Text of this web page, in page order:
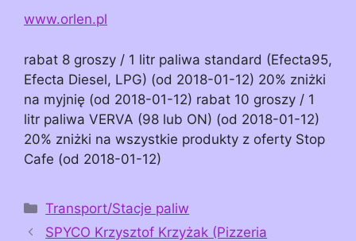
www.orlen.pl
rabat 8 groszy / 1 litr paliwa standard (Efecta95,
Efecta Diesel, LPG) (od 2018-01-12) 20% zniżki
na myjnię (od 2018-01-12) rabat 10 groszy / 1
litr paliwa VERVA (98 lub ON) (od 2018-01-12)
20% zniżki na wszystkie produkty z oferty Stop
Cafe (od 2018-01-12)
Kategorie
Transport/Stacje paliw
SPYCO Krzysztof Krzyżak (Pizzeria